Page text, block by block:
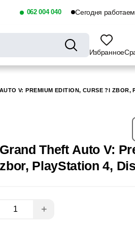
062 004 040 Сегодня
Избранное
V: PREMIUM EDITION, CURSE ?I ZBOR,
Theft Auto V:
PlayStation 4,
+